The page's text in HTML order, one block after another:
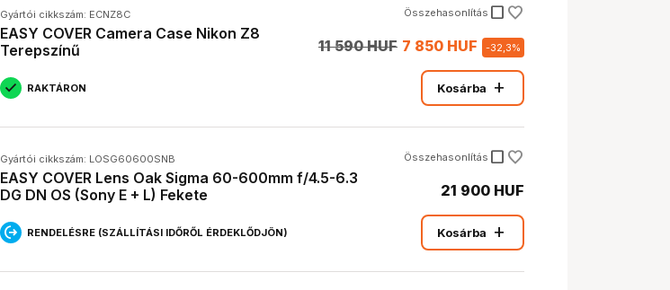
Gyártói cikkszám: ECNZ8C
EASY COVER Camera Case Nikon Z8
Terepszínű
RAKTÁRON
Összehasonlítás check_box_outline_blank
11 590 HUF 7 850 HUF -32,3%
Kosárba add
Gyártói cikkszám: LOSG60600SNB
EASY COVER Lens Oak Sigma 60-600mm f/4.5-6.3
DG DN OS (Sony E + L) Fekete
RENDELÉSRE (SZÁLLÍTÁSI IDŐRŐL ÉRDEKLŐDJÖN)
Összehasonlítás check_box_outline_blank
21 900 HUF
Kosárba add